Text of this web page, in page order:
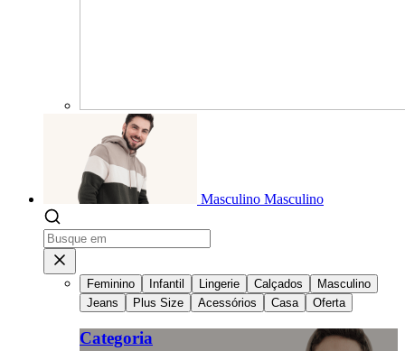
Masculino Masculino
Feminino Infantil Lingerie Calçados
Masculino
Jeans
Plus Size Acessórios Casa Oferta
Categoria